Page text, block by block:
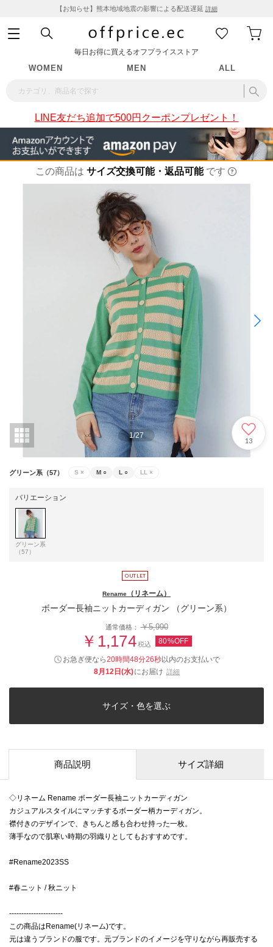
【お知らせ】熊本地域地震の影響による配送遅延 詳細
毎日お得に買えるオフプライスストア
WOMEN MEN ALL
LINE友だち追加で500円クーポンプレゼント！
この商品は サイズ交換可能・返品可能 です
1/27
13
グリーン系（57） S × M ○ L ○ LL ×
バリエーション
グリーン系
（57）
Rename （リネーム）
ボーダー長袖ニットカーディガン （グリーン系）
通常価格：￥5,990
￥1,174税込 80%OFF
お急ぎ便なら20時間48分26秒以内のお支払いで
8月12日(水)にお届け 詳細
サイズ・色を選ぶ
商品説明 サイズ詳細
◇リネーム Rename ボーダー長袖ニットカーディガン
カジュアルスタイルにマッチするボーダー柄カーディガン。
襟付きのデザインで、きちんと感も合わせ持った一枚。
薄手なので肌寒い時期の羽織りとしてもおすすめです。
#Rename2023SS
#春ニット / 秋ニット
----------------------
この商品はRename(リネーム)です。
元は違うブランドの服です。元ブランドのイメージを守りながら再販売する